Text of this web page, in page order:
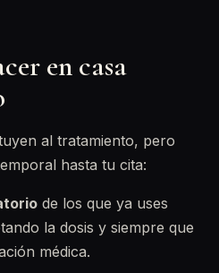
en casa
al tratamiento, pero
hasta tu cita:
de los que ya uses
la dosis y siempre que
médica.